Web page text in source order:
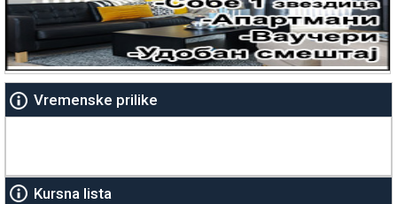
Vremenske prilike
Kursna lista